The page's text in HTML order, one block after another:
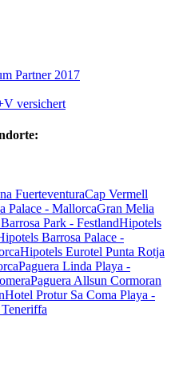
FuerteventuraCap Vermell
Palace - MallorcaGran Melia
Park - FestlandHipotels
Barrosa Palace -
Hipotels Eurotel Punta Rotja
Paguera Linda Playa -
Paguera Allsun Cormoran
Hotel Protur Sa Coma Playa -